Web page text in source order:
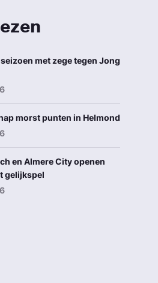
met zege tegen Jong
morst punten in Helmond
en Almere City openen
gelijkspel